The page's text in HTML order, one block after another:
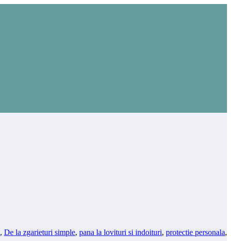
, De la zgarieturi simple, pana la lovituri si indoituri, protectie personala,